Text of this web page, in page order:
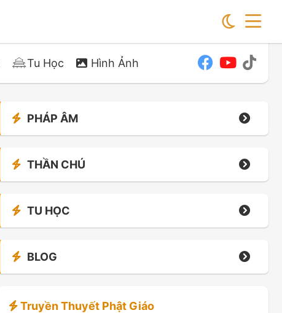
Tu Học Hình Ảnh
PHÁP ÂM
THẦN CHÚ
TU HỌC
BLOG
Truyền Thuyết Phật Giáo